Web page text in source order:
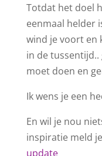
Totdat het doel
eenmaal helder
wind je voort en
in de
moet doen en
Ik wens je een
En wil je nou
inspiratie meld
update